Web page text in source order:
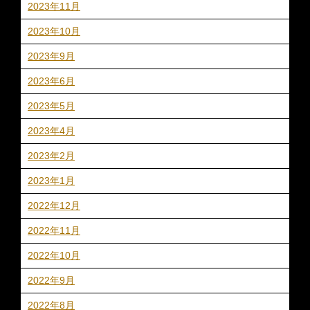
2023年11月
2023年10月
2023年9月
2023年6月
2023年5月
2023年4月
2023年2月
2023年1月
2022年12月
2022年11月
2022年10月
2022年9月
2022年8月